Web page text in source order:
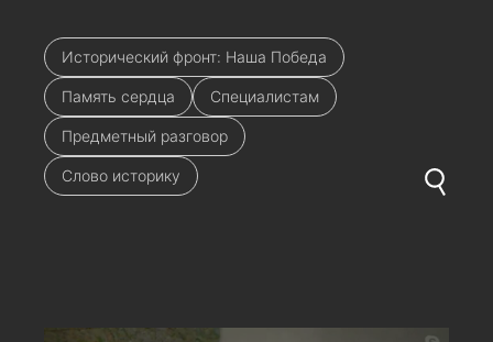
Исторический фронт: Наша Победа
Память сердца Специалистам
Предметный разговор
Слово историку